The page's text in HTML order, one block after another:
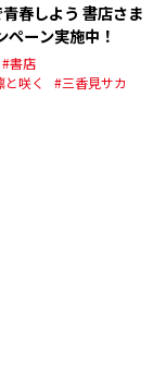
春しよう 書店さま
ペーン実施中！
#書店
咲く
#三香見サカ